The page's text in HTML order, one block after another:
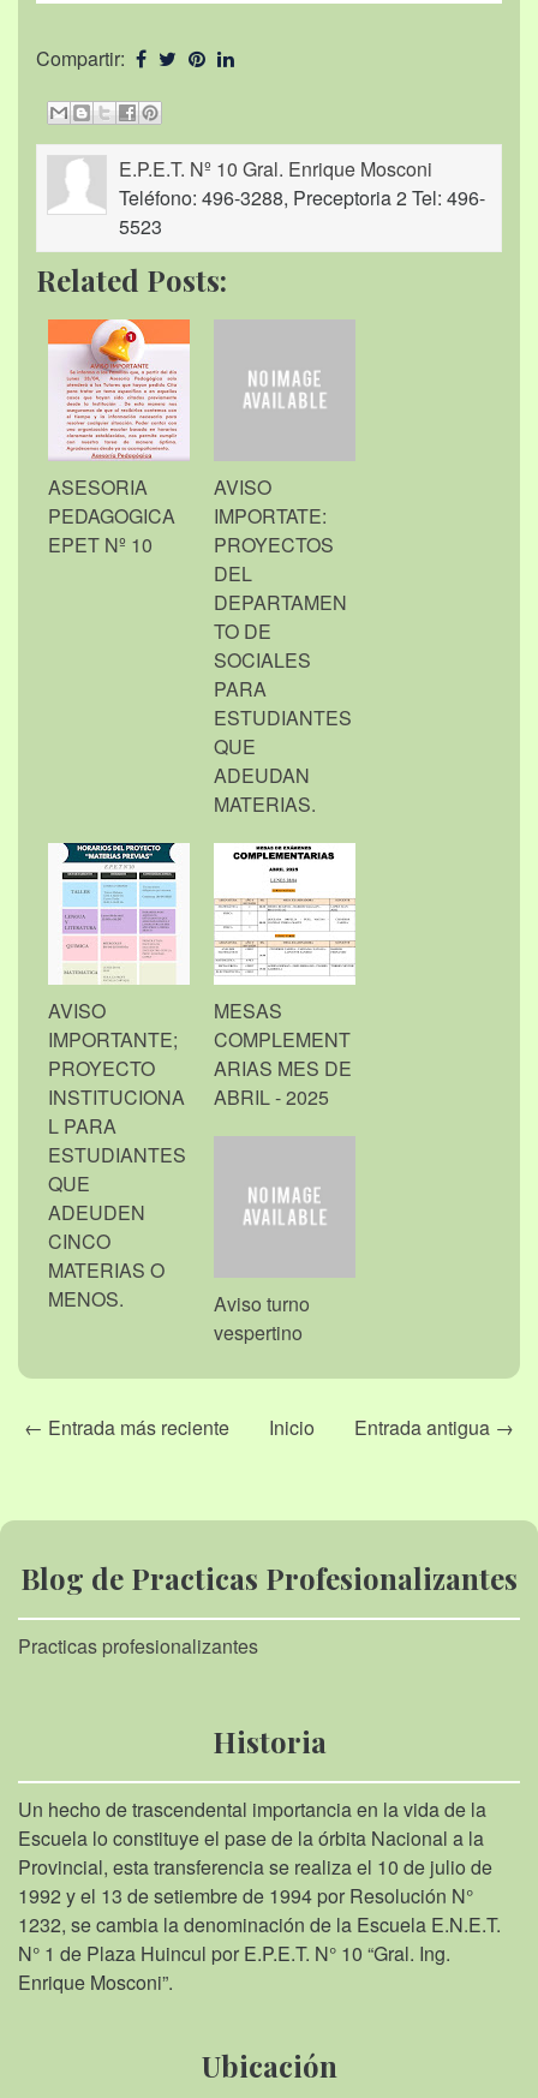
Compartir:
E.P.E.T. Nº 10 Gral. Enrique Mosconi
Teléfono: 496-3288, Preceptoria 2 Tel: 496-
5523
Related Posts:
ASESORIA
PEDAGOGICA
EPET Nº 10
AVISO
IMPORTATE:
PROYECTOS
DEL
DEPARTAMEN
TO DE
SOCIALES
PARA
ESTUDIANTES
QUE
ADEUDAN
MATERIAS.
AVISO
IMPORTANTE;
PROYECTO
INSTITUCIONA
L PARA
ESTUDIANTES
QUE
ADEUDEN
CINCO
MATERIAS O
MENOS.
MESAS
COMPLEMENT
ARIAS MES DE
ABRIL - 2025
Aviso turno
vespertino
← Entrada más reciente Entrada antigua →
Inicio
Blog de Practicas Profesionalizantes
Practicas profesionalizantes
Historia
Un hecho de trascendental importancia en la vida de la
Escuela lo constituye el pase de la órbita Nacional a la
Provincial, esta transferencia se realiza el 10 de julio de
1992 y el 13 de setiembre de 1994 por Resolución N°
1232, se cambia la denominación de la Escuela E.N.E.T.
N° 1 de Plaza Huincul por E.P.E.T. N° 10 “Gral. Ing.
Enrique Mosconi”.
Ubicación